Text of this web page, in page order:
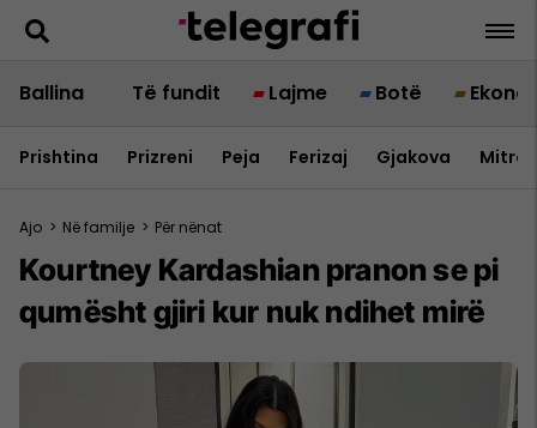
Ballina Të fundit Lajme Botë
Prishtina Prizreni Peja Ferizaj Gjakova
Ajo > Në familje > Për nënat
Kourtney Kardashian pranon se pi
qumësht gjiri kur nuk ndihet mirë